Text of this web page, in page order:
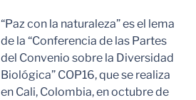
“Paz con la naturaleza” es el lema
de la “Conferencia de las Partes
del Convenio sobre la Diversidad
Biológica” COP16, que se realiza
en Cali, Colombia, en octubre de